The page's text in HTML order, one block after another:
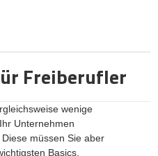
Erlaubnis das Produkt zu
Anpassungen und regelmäßige
Das Nutzungsrecht wird für
Freiberufler
wenige
Unternehmen
müssen Sie aber
Basics.